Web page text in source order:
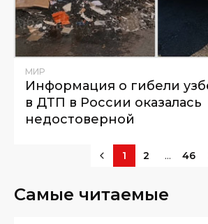
МИР
Информация о гибели
в ДТП в России оказалась
недостоверной
1 2 ... 46
Самые читаемые